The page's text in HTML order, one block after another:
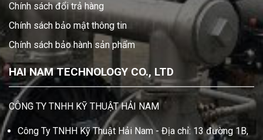
Chính sách đổi trả hàng
Chính sách bảo mật thông tin
Chính sách bảo hành sản phẩm
HAI NAM TECHNOLOGY CO., LTD
CÔNG TY TNHH KỸ THUẬT HẢI NAM
Công Ty TNHH Kỹ Thuật Hải Nam - Địa chỉ: 13 đường 1B,